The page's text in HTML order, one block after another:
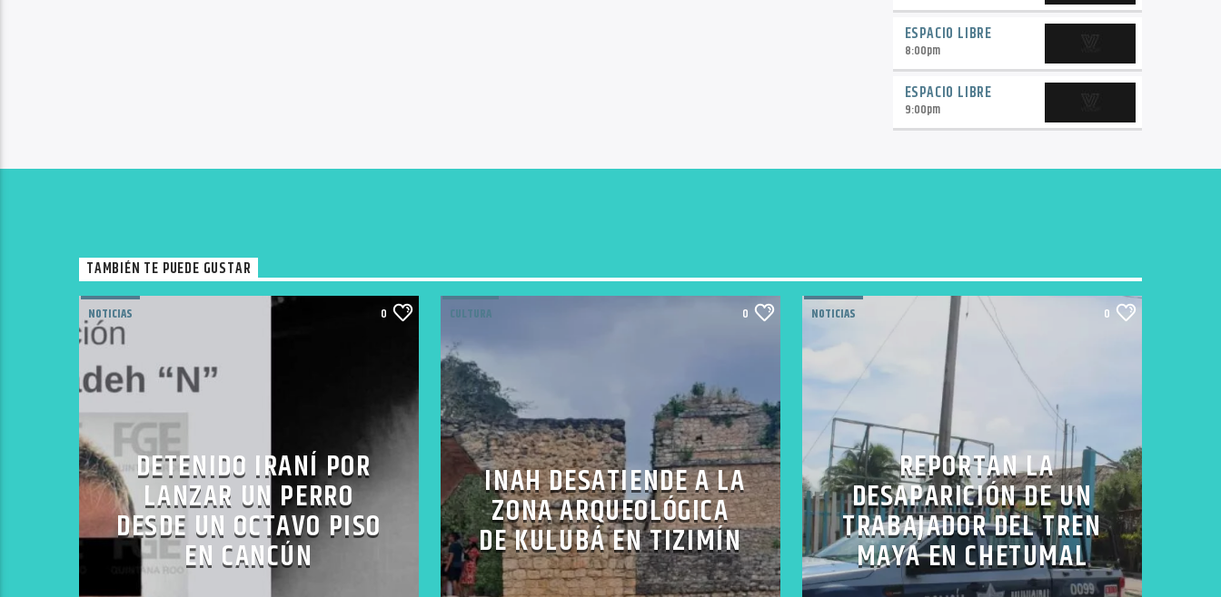
ESPACIO LIBRE
8:00pm
ESPACIO LIBRE
9:00pm
TAMBIÉN TE PUEDE GUSTAR
NOTICIAS 0
DETENIDO IRANÍ POR
LANZAR UN PERRO
DESDE UN OCTAVO PISO
EN CANCÚN
CULTURA 0
INAH DESATIENDE A LA
ZONA ARQUEOLÓGICA
DE KULUBÁ EN TIZIMÍN
NOTICIAS 0
REPORTAN LA
DESAPARICIÓN DE UN
TRABAJADOR DEL TREN
MAYA EN CHETUMAL